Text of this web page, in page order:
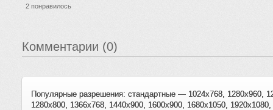
2 понравилось
Комментарии (0)
Популярные разрешения: стандартные — 1024x768, 1280x960,
1280x800, 1366x768, 1440x900, 1600x900, 1680x1050,